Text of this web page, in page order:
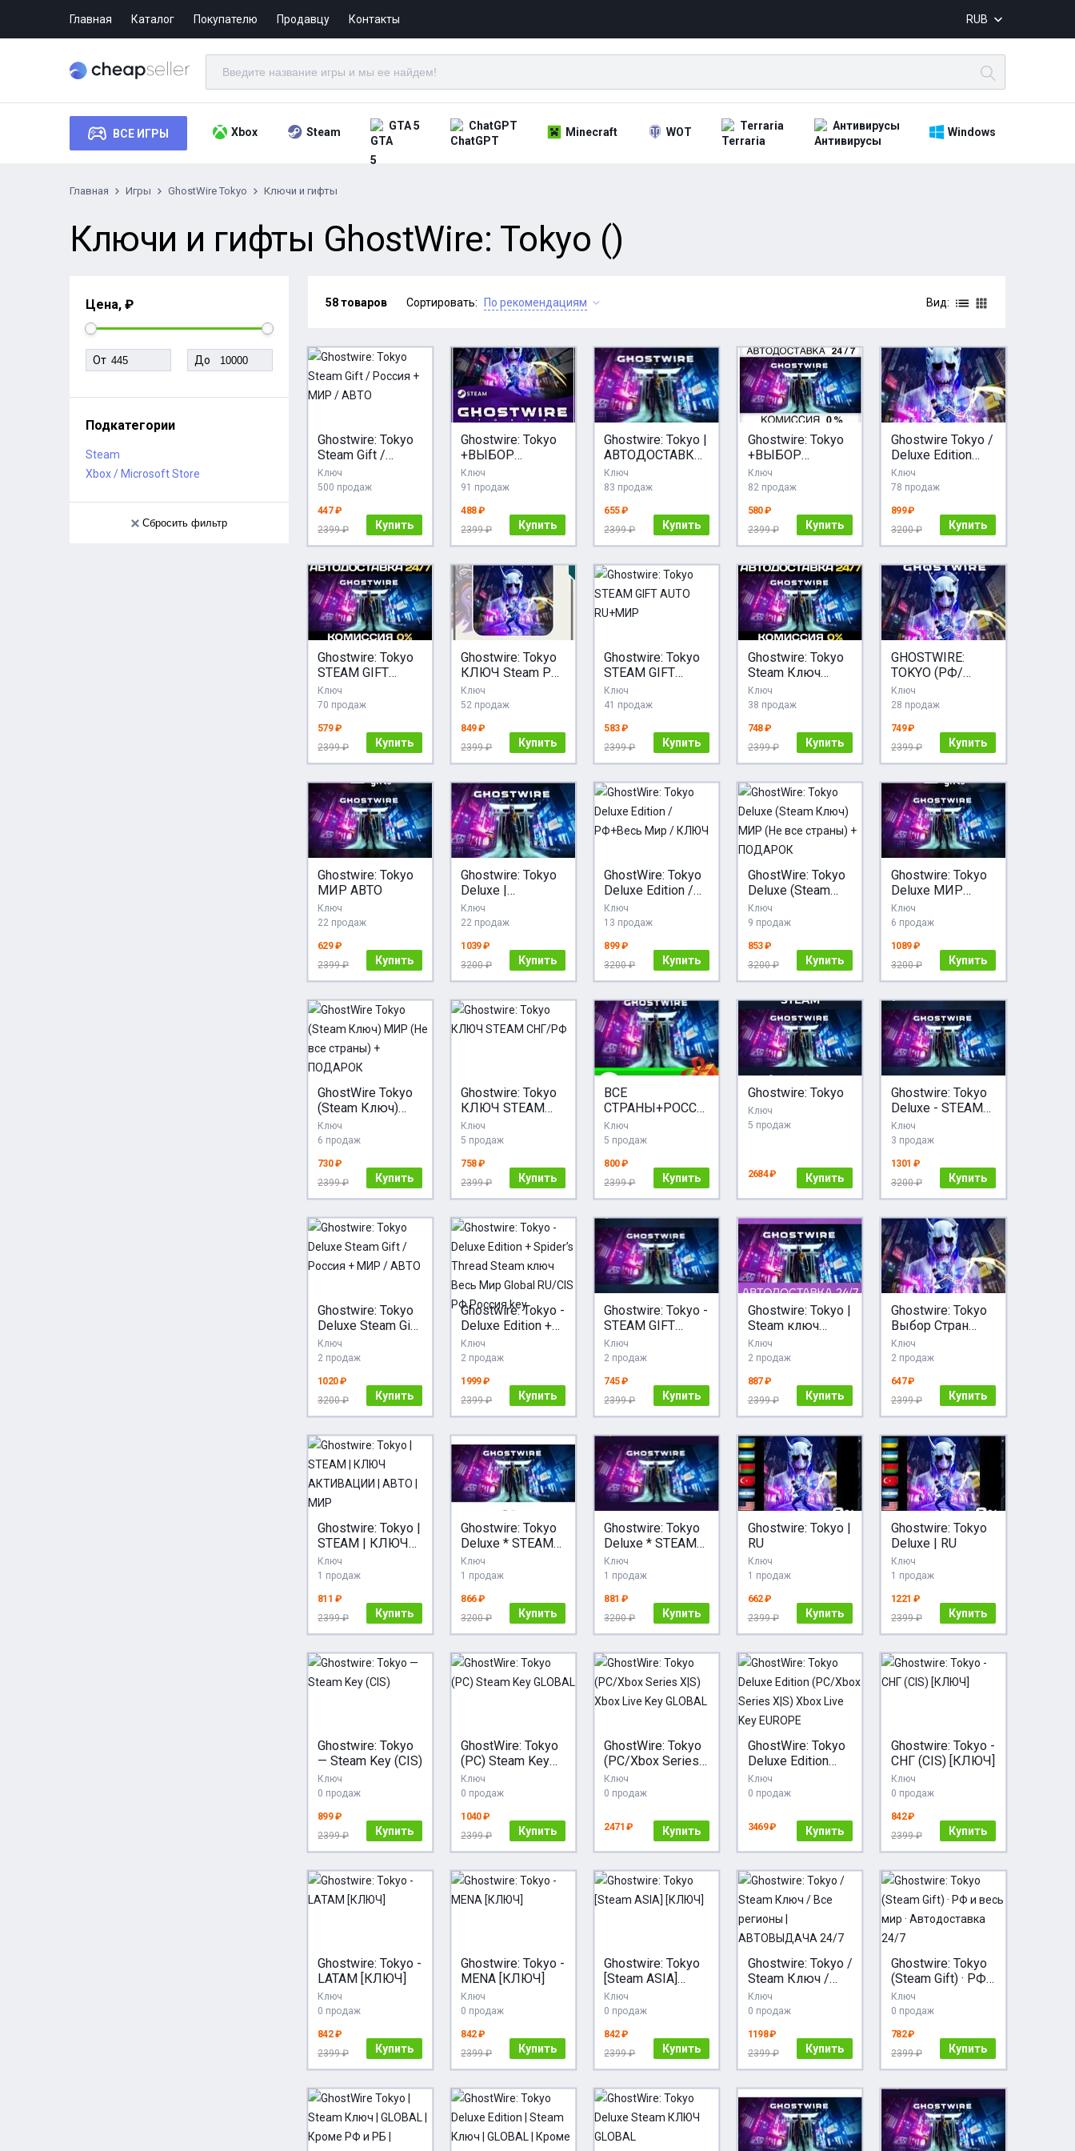
Главная Каталог Покупателю Продавцу Контакты RUB
ВСЕ ИГРЫ Xbox Steam GTA 5 ChatGPT Minecraft WOT Terraria Антивирусы Windows
Главная Игры GhostWire Tokyo Ключи и гифты
Ключи и гифты GhostWire: Tokyo ()
Цена, ₽
От До
Подкатегории
Steam
Xbox / Microsoft Store
Сбросить фильтр
58 товаров Сортировать: По рекомендациям Вид:
Ghostwire: Tokyo
Steam Gift /
Россия + МИР /
АВТО
Ключ
500 продаж
447 ₽
2399 ₽
Купить
Ghostwire: Tokyo
+ВЫБОР
ИЗДАНИЯ ·
Steam Gift RU ·
Ключ
91 продаж
488 ₽
2399 ₽
Купить
Ghostwire: Tokyo |
АВТОДОСТАВКА
[Россия Steam
Gift]
Ключ
83 продаж
655 ₽
2399 ₽
Купить
Ghostwire: Tokyo
+ВЫБОР
STEAM•RU
АВТОДОСТАВКА
Ключ
82 продаж
580 ₽
2399 ₽
Купить
Ghostwire Tokyo /
Deluxe Edition
(Steam Ключ /
РФ+Мир)
Ключ
78 продаж
899 ₽
3200 ₽
Купить
Ghostwire: Tokyo
STEAM GIFT
АВТОДОСТАВКА
Ключ
70 продаж
579 ₽
2399 ₽
Купить
Ghostwire: Tokyo
КЛЮЧ Steam РУ/
СНГ + ПОДАРОК
Ключ
52 продаж
849 ₽
2399 ₽
Купить
Ghostwire: Tokyo
STEAM GIFT
AUTO RU+МИР
Ключ
41 продаж
583 ₽
2399 ₽
Купить
Ghostwire: Tokyo
Steam Ключ
РФ+СНГ
Ключ
38 продаж
748 ₽
2399 ₽
Купить
GHOSTWIRE:
TOKYO (РФ/
СНГ/REGION
FREE) STEAM
Ключ
28 продаж
749 ₽
2399 ₽
Купить
Ghostwire: Tokyo
МИР АВТО
Ключ
22 продаж
629 ₽
2399 ₽
Купить
Ghostwire: Tokyo
Deluxe |
АВТОДОСТАВКА
RU Steam Gift
Ключ
22 продаж
1039 ₽
3200 ₽
Купить
GhostWire: Tokyo
Deluxe Edition /
РФ+Весь Мир /
КЛЮЧ
Ключ
13 продаж
899 ₽
3200 ₽
Купить
GhostWire: Tokyo
Deluxe (Steam
Ключ) МИР (Не
все страны) +
Ключ
9 продаж
853 ₽
3200 ₽
Купить
Ghostwire: Tokyo
Deluxe МИР
АВТО
Ключ
6 продаж
1089 ₽
3200 ₽
Купить
GhostWire Tokyo
(Steam Ключ)
МИР (Не все
страны) +
Ключ
6 продаж
730 ₽
2399 ₽
Купить
Ghostwire: Tokyo
КЛЮЧ STEAM
СНГ/РФ
Ключ
5 продаж
758 ₽
2399 ₽
Купить
ВСЕ
СТРАНЫ+РОССИ
Я Ghostwire Tokyo
Steam Gift
Ключ
5 продаж
800 ₽
2399 ₽
Купить
Ghostwire: Tokyo
Ключ
5 продаж
2684 ₽ Купить
Ghostwire: Tokyo
Deluxe - STEAM
GIFT РОССИЯ
Ключ
3 продаж
1301 ₽
3200 ₽
Купить
Ghostwire: Tokyo
Deluxe Steam Gift
/ Россия + МИР /
АВТО
Ключ
2 продаж
1020 ₽
3200 ₽
Купить
Ghostwire: Tokyo -
Deluxe Edition +
Spider’s Thread
Steam ключ Весь
RU/CIS РФ
Россия key
Ключ
2 продаж
1999 ₽
2399 ₽
Купить
Ghostwire: Tokyo -
STEAM GIFT
РОССИЯ
Ключ
2 продаж
745 ₽
2399 ₽
Купить
Ghostwire: Tokyo |
Steam ключ
Россия/СНГ
Ключ
2 продаж
887 ₽
2399 ₽
Купить
Ghostwire: Tokyo
Выбор Стран
Авто-Доставка
24/7
Ключ
2 продаж
647 ₽
2399 ₽
Купить
Ghostwire: Tokyo |
STEAM | КЛЮЧ
АКТИВАЦИИ |
АВТО | МИР
Ключ
1 продаж
811 ₽
2399 ₽
Купить
Ghostwire: Tokyo
Deluxe * STEAM
РОССИЯ
АВТОДОСТАВКА
Ключ
1 продаж
866 ₽
3200 ₽
Купить
Ghostwire: Tokyo
Deluxe * STEAM
РОССИЯ
Ключ
1 продаж
881 ₽
3200 ₽
Купить
Ghostwire: Tokyo |
RU
Ключ
1 продаж
662 ₽
2399 ₽
Купить
Ghostwire: Tokyo
Deluxe | RU
Ключ
1 продаж
1221 ₽
2399 ₽
Купить
Ghostwire: Tokyo
— Steam Key (CIS)
Ключ
0 продаж
899 ₽
2399 ₽
Купить
GhostWire: Tokyo
(PC) Steam Key
GLOBAL
Ключ
0 продаж
1040 ₽
2399 ₽
Купить
GhostWire: Tokyo
(PC/Xbox Series
X|S) Xbox Live
Key GLOBAL
Ключ
0 продаж
2471 ₽ Купить
GhostWire: Tokyo
Deluxe Edition
(PC/Xbox Series
X|S) Xbox Live
Ключ
0 продаж
3469 ₽ Купить
Ghostwire: Tokyo -
СНГ (CIS) [КЛЮЧ]
Ключ
0 продаж
842 ₽
2399 ₽
Купить
Ghostwire: Tokyo -
LATAM [КЛЮЧ]
Ключ
0 продаж
842 ₽
2399 ₽
Купить
Ghostwire: Tokyo -
MENA [КЛЮЧ]
Ключ
0 продаж
842 ₽
2399 ₽
Купить
Ghostwire: Tokyo
[Steam ASIA]
[КЛЮЧ]
Ключ
0 продаж
842 ₽
2399 ₽
Купить
Ghostwire: Tokyo /
Steam Ключ /
Все регионы |
АВТОВЫДАЧА
Ключ
0 продаж
1198 ₽
2399 ₽
Купить
Ghostwire: Tokyo
(Steam Gift) · РФ
и весь мир ·
Автодоставка
Ключ
0 продаж
782 ₽
2399 ₽
Купить